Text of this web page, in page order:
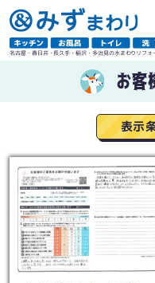
名古屋・春日井・長久手・稲沢・多治見の水まわりリフォ
お客
表示